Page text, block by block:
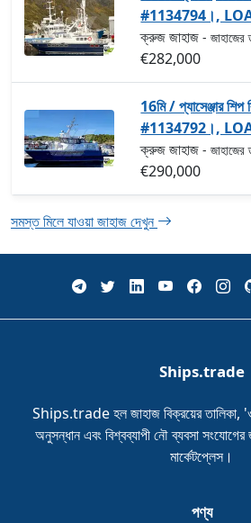
#1134794।,
ক্রুজ জাহাজ-
€282,000
16মি / প্যাসেঞ্জার
#1134792।,
ক্রুজ জাহাজ-
€290,000
সমস্ত মিলে যাওয়া জাহাজ দেখুন
Ships.trade
Ships.trade হল জাহাজ বিক্রয়ের তালিকা,
অনুসন্ধান এবং বিশ্বব্যাপী নৌ ব্যবসা
মার্কেটপ্লেস।
পণ্য